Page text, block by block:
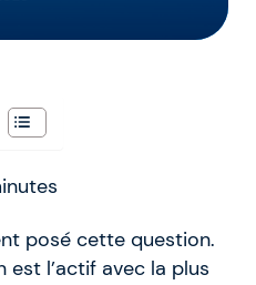
posé cette question.
est l’actif avec la plus